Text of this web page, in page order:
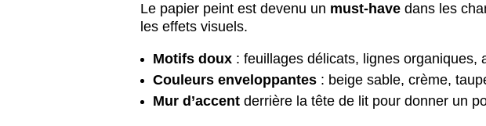
Le papier peint est devenu un must-have dans les
les effets visuels.
Motifs doux : feuillages délicats, lignes organiques,
Couleurs enveloppantes : beige sable, crème,
Mur d’accent derrière la tête de lit pour donner un